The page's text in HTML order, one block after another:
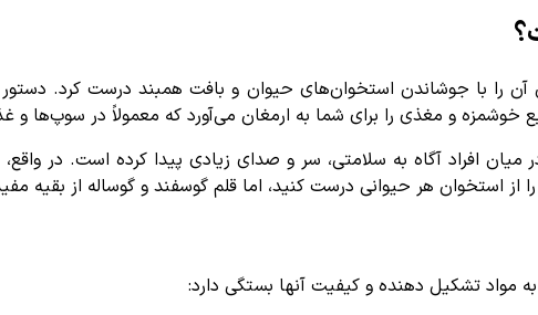
را با جوشاندن استخوان‌های حیوان و بافت همبند درست کرد.
خوشمزه و مغذی را برای شما به ارمغان می‌آورد که معمولاً در سوپ‌ها و
افراد آگاه به سلامتی، سر و صدای زیادی پیدا کرده است. در
از استخوان هر حیوانی درست کنید، اما قلم گوسفند و گوساله از بقیه
مواد تشکیل دهنده و کیفیت آنها بستگی دارد: